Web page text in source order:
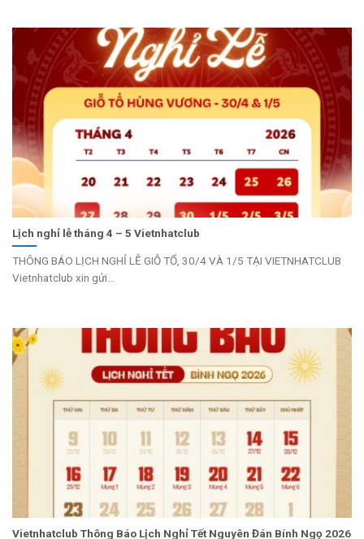
Lịch nghỉ lễ tháng 4 – 5 Vietnhatclub
THÔNG BÁO LỊCH NGHỈ LỄ GIỖ TỔ, 30/4 VÀ 1/5 TẠI VIETNHATCLUB
Vietnhatclub xin gửi...
Vietnhatclub Thông Báo Lịch Nghỉ Tết Nguyên Đán Bính Ngọ 2026